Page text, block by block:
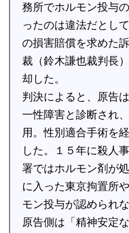
務所でホルモン投与
ったのは違法だとし
の損害賠償を求めた
裁（鈴木謙也裁判長
却した。
判決によると、原告
一性障害と診断され
用。性別適合手術を
した。１５年に殺人
署ではホルモン剤が
に入った東京拘置所
モン投与が認められな
原告側は「精神安定